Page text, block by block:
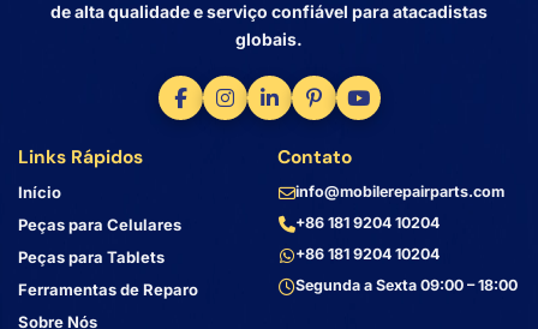
de alta qualidade e serviço confiável para atacadistas
globais.
Links Rápidos
Início
Peças para Celulares
Peças para Tablets
Ferramentas de Reparo
Sobre Nós
Contato
info@mobilerepairparts.com
+86 181 9204 10204
+86 181 9204 10204
Segunda a Sexta 09:00 – 18:00